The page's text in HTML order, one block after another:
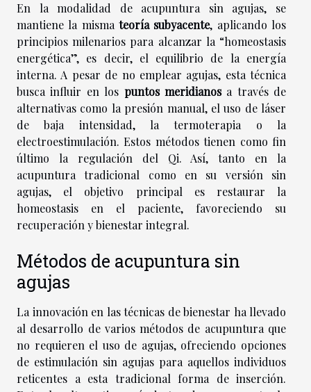
En la modalidad de acupuntura sin agujas, se
mantiene la misma teoría subyacente, aplicando los
principios milenarios para alcanzar la “homeostasis
energética”, es decir, el equilibrio de la energía
interna. A pesar de no emplear agujas, esta técnica
busca influir en los puntos meridianosa través de
alternativas como la presión manual, el uso de láser
de baja intensidad, la termoterapia o la
electroestimulación. Estos métodos tienen como fin
último la regulación del Qi. Así, tanto en la
acupuntura tradicional como en su versión sin
agujas, el objetivo principal es restaurar la
homeostasis en el paciente, favoreciendo su
recuperación y bienestar integral.
Métodos de acupuntura sin
agujas
La innovación en las técnicas de bienestar ha llevado
al desarrollo de varios métodos de acupuntura que
no requieren el uso de agujas, ofreciendo opciones
de estimulación sin agujas para aquellos individuos
reticentes a esta tradicional forma de inserción.